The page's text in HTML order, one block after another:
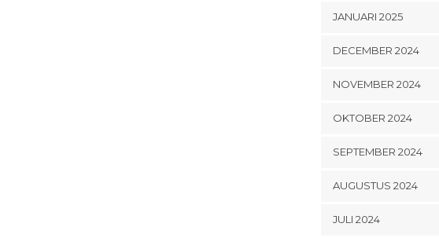
JANUARI 2025
DECEMBER 2024
NOVEMBER 2024
OKTOBER 2024
SEPTEMBER 2024
AUGUSTUS 2024
JULI 2024